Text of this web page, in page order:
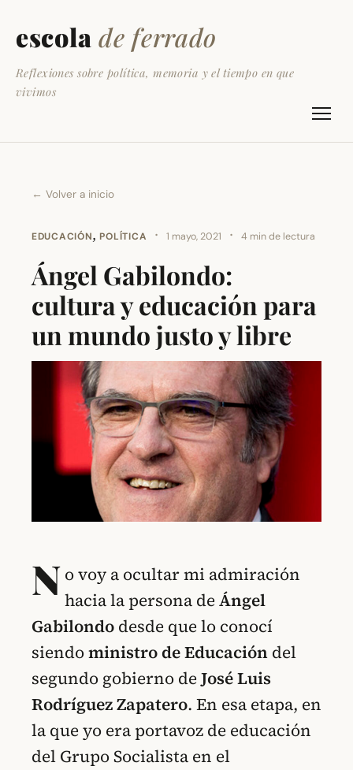
escola de ferrado
Reflexiones sobre política, memoria y el tiempo en que
vivimos
← Volver a inicio
EDUCACIÓN,POLÍTICA · 1 mayo, 2021 · 4 min de lectura
Ángel Gabilondo:
cultura y educación para
un mundo justo y libre
N o voy a ocultar mi admiración
hacia la persona deÁngel
Gabilondo desde que lo conocí
siendoministro de Educación del
segundo gobierno deJosé Luis
Rodríguez Zapatero. En esa etapa, en
la que yo era portavoz de educación
del Grupo Socialista en el